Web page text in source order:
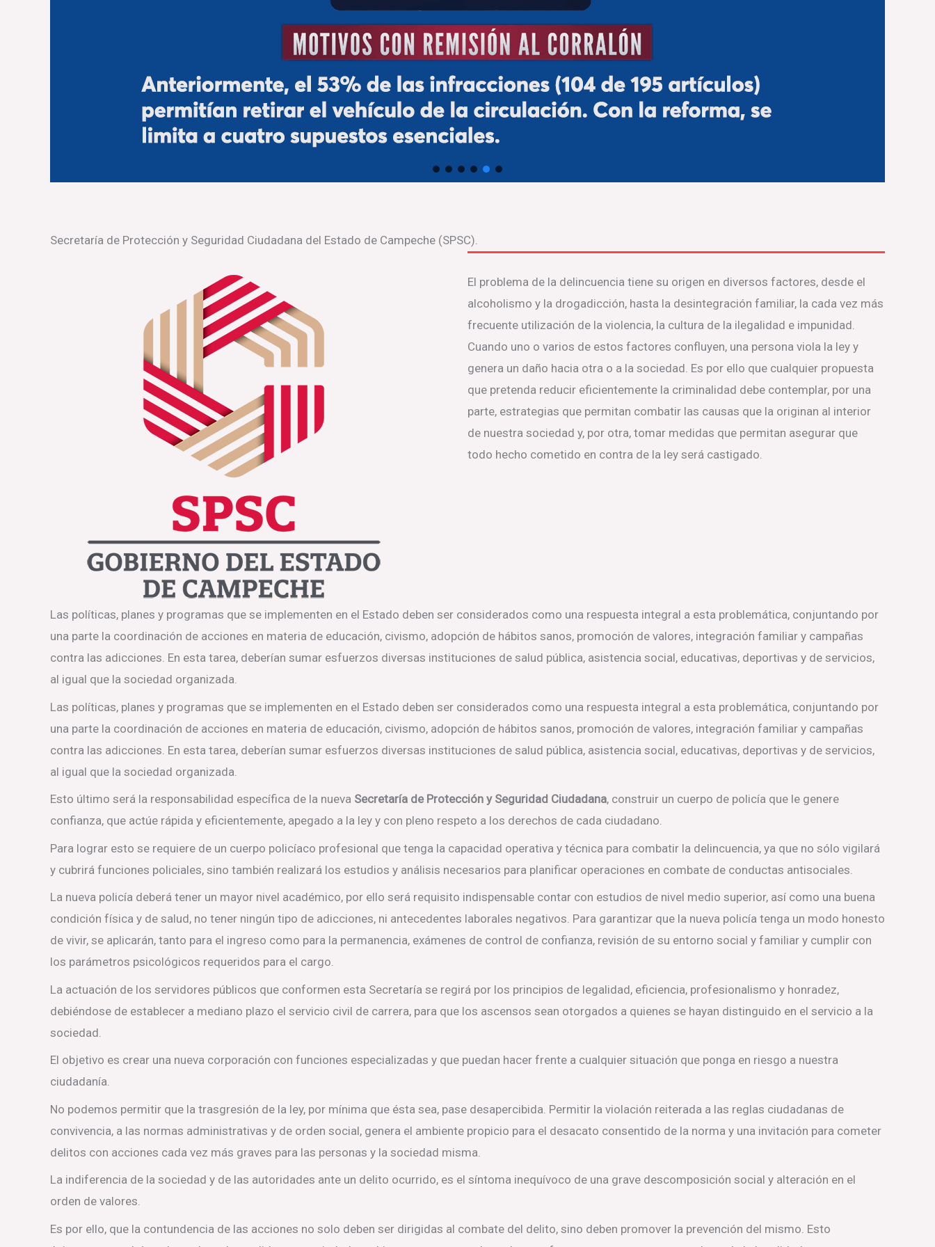
Secretaría de Protección y Seguridad Ciudadana del Estado de Campeche (SPSC).
El problema de la delincuencia tiene su origen en diversos factores, desde el
alcoholismo y la drogadicción, hasta la desintegración familiar, la cada vez más
frecuente utilización de la violencia, la cultura de la ilegalidad e impunidad.
Cuando uno o varios de estos factores confluyen, una persona viola la ley y
genera un daño hacia otra o a la sociedad. Es por ello que cualquier propuesta
que pretenda reducir eficientemente la criminalidad debe contemplar, por una
parte, estrategias que permitan combatir las causas que la originan al interior
de nuestra sociedad y, por otra, tomar medidas que permitan asegurar que
todo hecho cometido en contra de la ley será castigado.
Las políticas, planes y programas que se implementen en el Estado deben ser considerados como una respuesta integral a esta problemática, conjuntando por
una parte la coordinación de acciones en materia de educación, civismo, adopción de hábitos sanos, promoción de valores, integración familiar y campañas
contra las adicciones. En esta tarea, deberían sumar esfuerzos diversas instituciones de salud pública, asistencia social, educativas, deportivas y de servicios,
al igual que la sociedad organizada.
Las políticas, planes y programas que se implementen en el Estado deben ser considerados como una respuesta integral a esta problemática, conjuntando por
una parte la coordinación de acciones en materia de educación, civismo, adopción de hábitos sanos, promoción de valores, integración familiar y campañas
contra las adicciones. En esta tarea, deberían sumar esfuerzos diversas instituciones de salud pública, asistencia social, educativas, deportivas y de servicios,
al igual que la sociedad organizada.
Esto último será la responsabilidad específica de la nueva Secretaría de Protección y Seguridad Ciudadana, construir un cuerpo de policía que le genere
confianza, que actúe rápida y eficientemente, apegado a la ley y con pleno respeto a los derechos de cada ciudadano.
Para lograr esto se requiere de un cuerpo policíaco profesional que tenga la capacidad operativa y técnica para combatir la delincuencia, ya que no sólo vigilará
y cubrirá funciones policiales, sino también realizará los estudios y análisis necesarios para planificar operaciones en combate de conductas antisociales.
La nueva policía deberá tener un mayor nivel académico, por ello será requisito indispensable contar con estudios de nivel medio superior, así como una buena
condición física y de salud, no tener ningún tipo de adicciones, ni antecedentes laborales negativos. Para garantizar que la nueva policía tenga un modo honesto
de vivir, se aplicarán, tanto para el ingreso como para la permanencia, exámenes de control de confianza, revisión de su entorno social y familiar y cumplir con
los parámetros psicológicos requeridos para el cargo.
La actuación de los servidores públicos que conformen esta Secretaría se regirá por los principios de legalidad, eficiencia, profesionalismo y honradez,
debiéndose de establecer a mediano plazo el servicio civil de carrera, para que los ascensos sean otorgados a quienes se hayan distinguido en el servicio a la
sociedad.
El objetivo es crear una nueva corporación con funciones especializadas y que puedan hacer frente a cualquier situación que ponga en riesgo a nuestra
ciudadanía.
No podemos permitir que la trasgresión de la ley, por mínima que ésta sea, pase desapercibida. Permitir la violación reiterada a las reglas ciudadanas de
convivencia, a las normas administrativas y de orden social, genera el ambiente propicio para el desacato consentido de la norma y una invitación para cometer
delitos con acciones cada vez más graves para las personas y la sociedad misma.
La indiferencia de la sociedad y de las autoridades ante un delito ocurrido, es el síntoma inequívoco de una grave descomposición social y alteración en el
orden de valores.
Es por ello, que la contundencia de las acciones no solo deben ser dirigidas al combate del delito, sino deben promover la prevención del mismo. Esto